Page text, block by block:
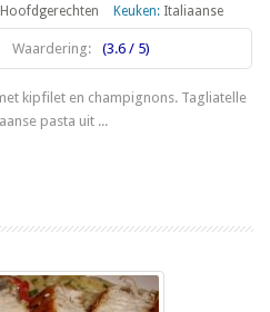
Hoofdgerechten Keuken: Italiaanse
Waardering: (3.6 / 5)
kipfilet en champignons. Tagliatelle
pasta uit ...